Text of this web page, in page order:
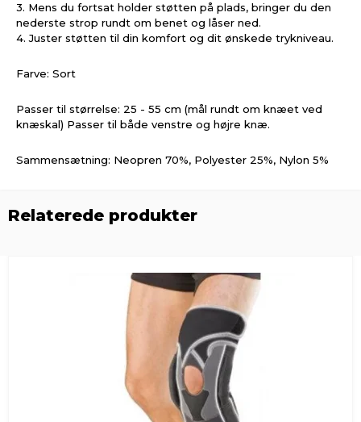
3. Mens du fortsat holder støtten på plads, bringer du den
nederste strop rundt om benet og låser ned.
4. Juster støtten til din komfort og dit ønskede trykniveau.
Farve: Sort
Passer til størrelse: 25 - 55 cm (mål rundt om knæet ved
knæskal) Passer til både venstre og højre knæ.
Sammensætning: Neopren 70%, Polyester 25%, Nylon 5%
Relaterede produkter